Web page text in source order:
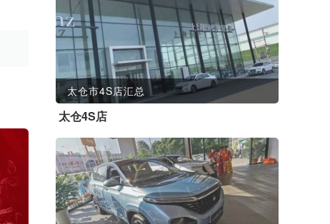
太仓市4S店汇总
太仓4S店